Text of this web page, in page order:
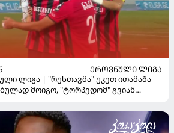
ᲔᲠᲝᲕᲜᲣᲚᲘ ᲚᲘᲒᲐ
ლიგა | "რუსთავმა" უკეთ ითამაშა
მოიგო, "ტორპედომ" გვიან